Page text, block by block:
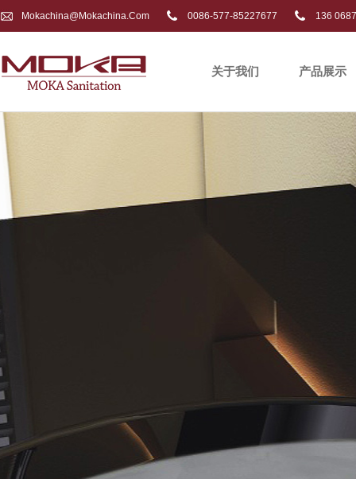
Mokachina@mokachina.com 0086-577-85227677 136
关于我们 产品展示